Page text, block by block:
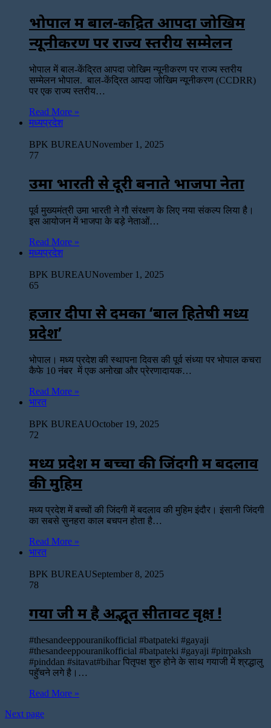
भोपाल में बाल-केंद्रित आपदा जोखिम
न्यूनीकरण पर राज्य स्तरीय सम्मेलन
भोपाल में बाल-केंद्रित आपदा जोखिम न्यूनीकरण पर राज्य स्तरीय
सम्मेलन ​भोपाल. बाल-केंद्रित आपदा जोखिम न्यूनीकरण (CCDRR)
पर एक राज्य स्तरीय…
Read More »
मध्यप्रदेश
BPK BUREAUNovember 1, 2025
77
उमा भारती से दूरी बनाते भाजपा नेता
पूर्व मुख्यमंत्री उमा भारती ने गौ संरक्षण के लिए नया संकल्प लिया है।
इस आयोजन में भाजपा के बड़े नेताओं…
Read More »
मध्यप्रदेश
BPK BUREAUNovember 1, 2025
65
हजार दीपों से दमका ‘बाल हितेषी मध्य
प्रदेश’
भोपाल। मध्य प्रदेश की स्थापना दिवस की पूर्व संध्या पर भोपाल कचरा
कैफे 10 नंबर में एक अनोखा और प्रेरणादायक…
Read More »
भारत
BPK BUREAUOctober 19, 2025
72
मध्य प्रदेश में बच्चों की जिंदगी में बदलाव
की मुहिम
मध्य प्रदेश में बच्चों की जिंदगी में बदलाव की मुहिम ​इंदौर। इंसानी जिंदगी
का सबसे सुनहरा काल बचपन होता है…
Read More »
भारत
BPK BUREAUSeptember 8, 2025
78
गया जी में है अद्भूत सीतावट वृक्ष !
#thesandeeppouranikofficial #batpateki #gayaji
#thesandeeppouranikofficial #batpateki #gayaji #pitrpaksh
#pinddan #sitavat#bihar पितृपक्ष शुरु होने के साथ गयाजी में श्रद्धालु
पहुॅचने लगे है।…
Read More »
Next page